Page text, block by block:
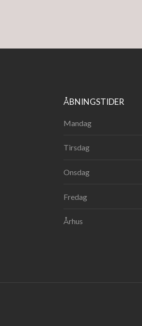
ÅBNINGSTIDER​
Mandag
Tirsdag
Onsdag
Fredag
Århus